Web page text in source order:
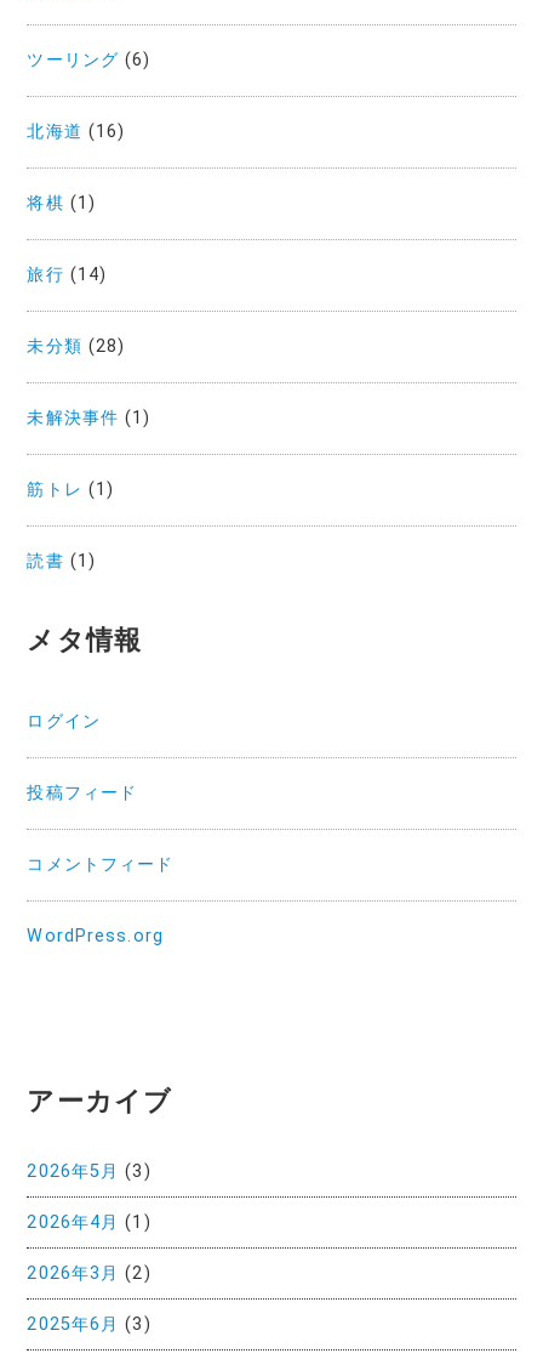
ツーリング (6)
北海道 (16)
将棋 (1)
旅行 (14)
未分類 (28)
未解決事件 (1)
筋トレ (1)
読書 (1)
メタ情報
ログイン
投稿フィード
コメントフィード
WordPress.org
アーカイブ
2026年5月 (3)
2026年4月 (1)
2026年3月 (2)
2025年6月 (3)